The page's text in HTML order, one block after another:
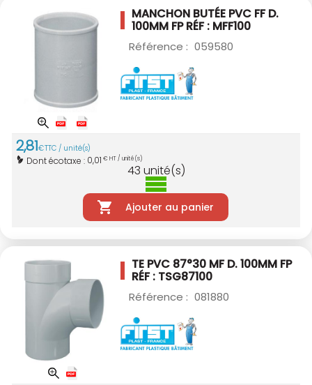
MANCHON BUTÉE PVC FF D.
100MM FP RÉF : MFF100
Référence : 059580
2,81€TTC / unité(s)
Dont écotaxe : 0,01 € HT / unité(s)
43 unité(s)
Ajouter au panier
TE PVC 87°30 MF D. 100MM FP
RÉF : TSG87100
Référence : 081880